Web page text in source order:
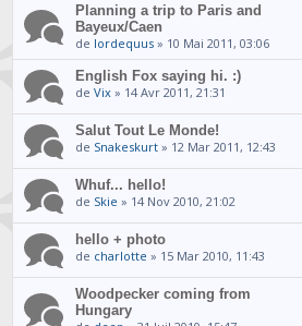
Planning a trip to Paris and
Bayeux/Caen
de lordequus » 10 Mai 2011, 03:06
English Fox saying hi. :)
deVix » 14 Avr 2011, 21:31
Salut Tout Le Monde!
de Snakeskurt » 12 Mar 2011, 12:43
Whuf... hello!
de Skie » 14 Nov 2010, 21:02
hello + photo
de charlotte » 15 Mar 2010, 11:43
Woodpecker coming from
Hungary